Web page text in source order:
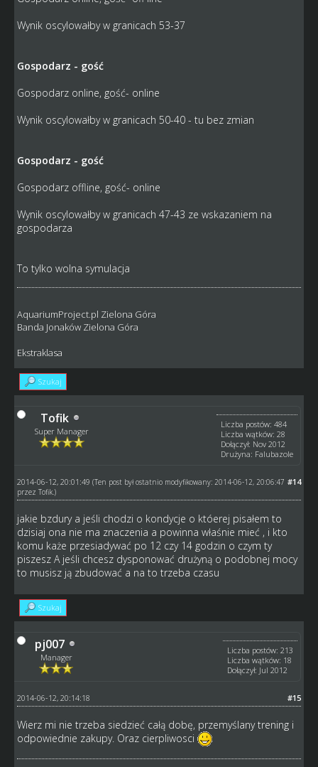
Wynik oscylowałby w granicach 53-37
Gospodarz - gość
Gospodarz online, gość- online
Wynik oscylowałby w granicach 50-40 - tu bez zmian
Gospodarz - gość
Gospodarz offline, gość- online
Wynik oscylowałby w granicach 47-43 ze wskazaniem na
gospodarza
To tylko wolna symulacja
AquariumProject.pl Zielona Góra
Banda Jonaków Zielona Góra
Ekstraklasa
Szukaj
Tofik
Super Manager
Liczba postów: 484
Liczba wątków: 28
Dołączył: Nov 2012
Drużyna: Falubazole
#14
2014-06-12, 20:01:49 (Ten post był ostatnio modyfikowany: 2014-06-12, 20:06:47
przez Tofik.)
jakie bzdury a jeśli chodzi o kondycje o któerej pisałem to
dzisiaj ona nie ma znaczenia a powinna właśnie mieć , i kto
komu każe przesiadywać po 12 czy 14 godzin o czym ty
piszesz A jeśli chcesz dysponować drużyną o podobnej mocy
to musisz ją zbudować a na to trzeba czasu
Szukaj
pj007
Manager
Liczba postów: 213
Liczba wątków: 18
Dołączył: Jul 2012
#15
2014-06-12, 20:14:18
Wierz mi nie trzeba siedzieć całą dobę, przemyślany trening i
odpowiednie zakupy. Oraz cierpliwosci